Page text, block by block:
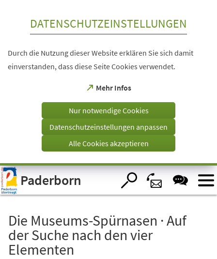
Visuelle
Assistenzsoftware
öffnen.
DATENSCHUTZEINSTELLUNGEN
Durch die Nutzung dieser Website erklären Sie sich damit
einverstanden, dass diese Seite Cookies verwendet.
Mehr Infos
(Öffnet
einem
Tab)
Nur notwendige Cookies
Datenschutzeinstellungen anpassen
Alle Cookies akzeptieren
Paderborn
Die Museums-Spürnasen · Auf
der Suche nach den vier
Elementen